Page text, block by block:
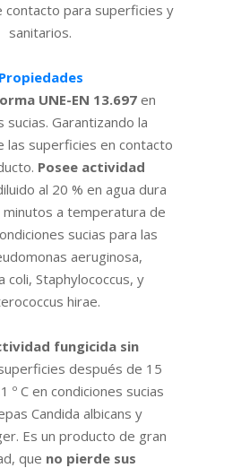
contacto para superficies y
sanitarios.
Propiedades
UNE-EN 13.697en
sucias. Garantizando la
las superficies en contacto
Posee actividad
al 20 % en agua dura
a temperatura de
sucias para las
aeruginosa,
coli, Staphylococcus, y
hirae.
fungicida sin
después de 15
º C en condiciones sucias
Candida albicans y
Es un producto de gran
que no pierde sus